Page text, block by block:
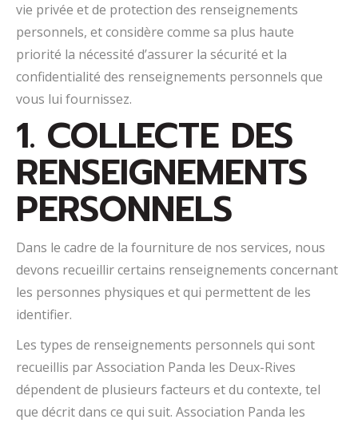
vie privée et de protection des renseignements
personnels, et considère comme sa plus haute
priorité la nécessité d’assurer la sécurité et la
confidentialité des renseignements personnels que
vous lui fournissez.
1. COLLECTE DES
RENSEIGNEMENTS
PERSONNELS
Dans le cadre de la fourniture de nos services, nous
devons recueillir certains renseignements concernant
les personnes physiques et qui permettent de les
identifier.
Les types de renseignements personnels qui sont
recueillis par Association Panda les Deux-Rives
dépendent de plusieurs facteurs et du contexte, tel
que décrit dans ce qui suit. Association Panda les